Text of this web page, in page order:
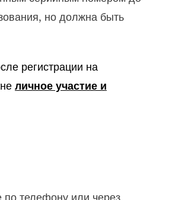
но должна быть
регистрации на
личное участие и